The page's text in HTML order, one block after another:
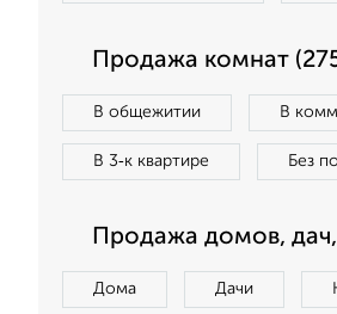
Продажа комнат
В общежитии В
В 3‑к квартире Без
Продажа домов,
Дома Дачи